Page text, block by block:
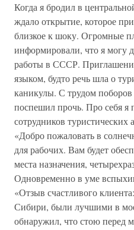
Когда я бродил в
ждало открытие, которое
близкое к шоку. Огромные
информировали, что я могу
работы в СССР.
языком, будто речь шла о
каникулы. С трудом
поспешил прочь. Про себя я
сотрудников
«Добро пожаловать в
для рабочих. Вам будет
места назначения,
Одновременно в уме
«Отзыв счастливого
Сибири, были лучшими в
обнаружил, что стою перед